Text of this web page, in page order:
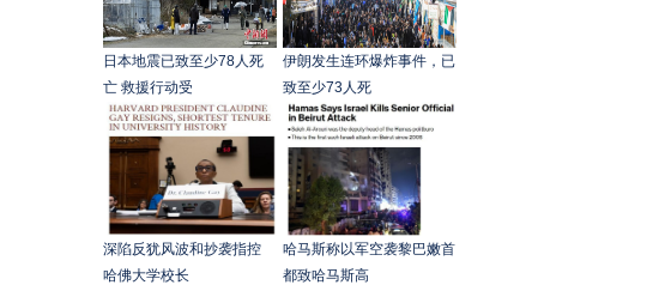
日本地震已致至少78人死
亡 救援行动受
伊朗发生连环爆炸事件，已
致至少73人死
深陷反犹风波和抄袭指控
哈佛大学校长
哈马斯称以军空袭黎巴嫩首
都致哈马斯高